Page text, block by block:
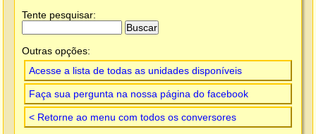
Tente pesquisar:
Outras opções:
Acesse a lista de todas as unidades disponíveis
Faça sua pergunta na nossa página do facebook
< Retorne ao menu com todos os conversores